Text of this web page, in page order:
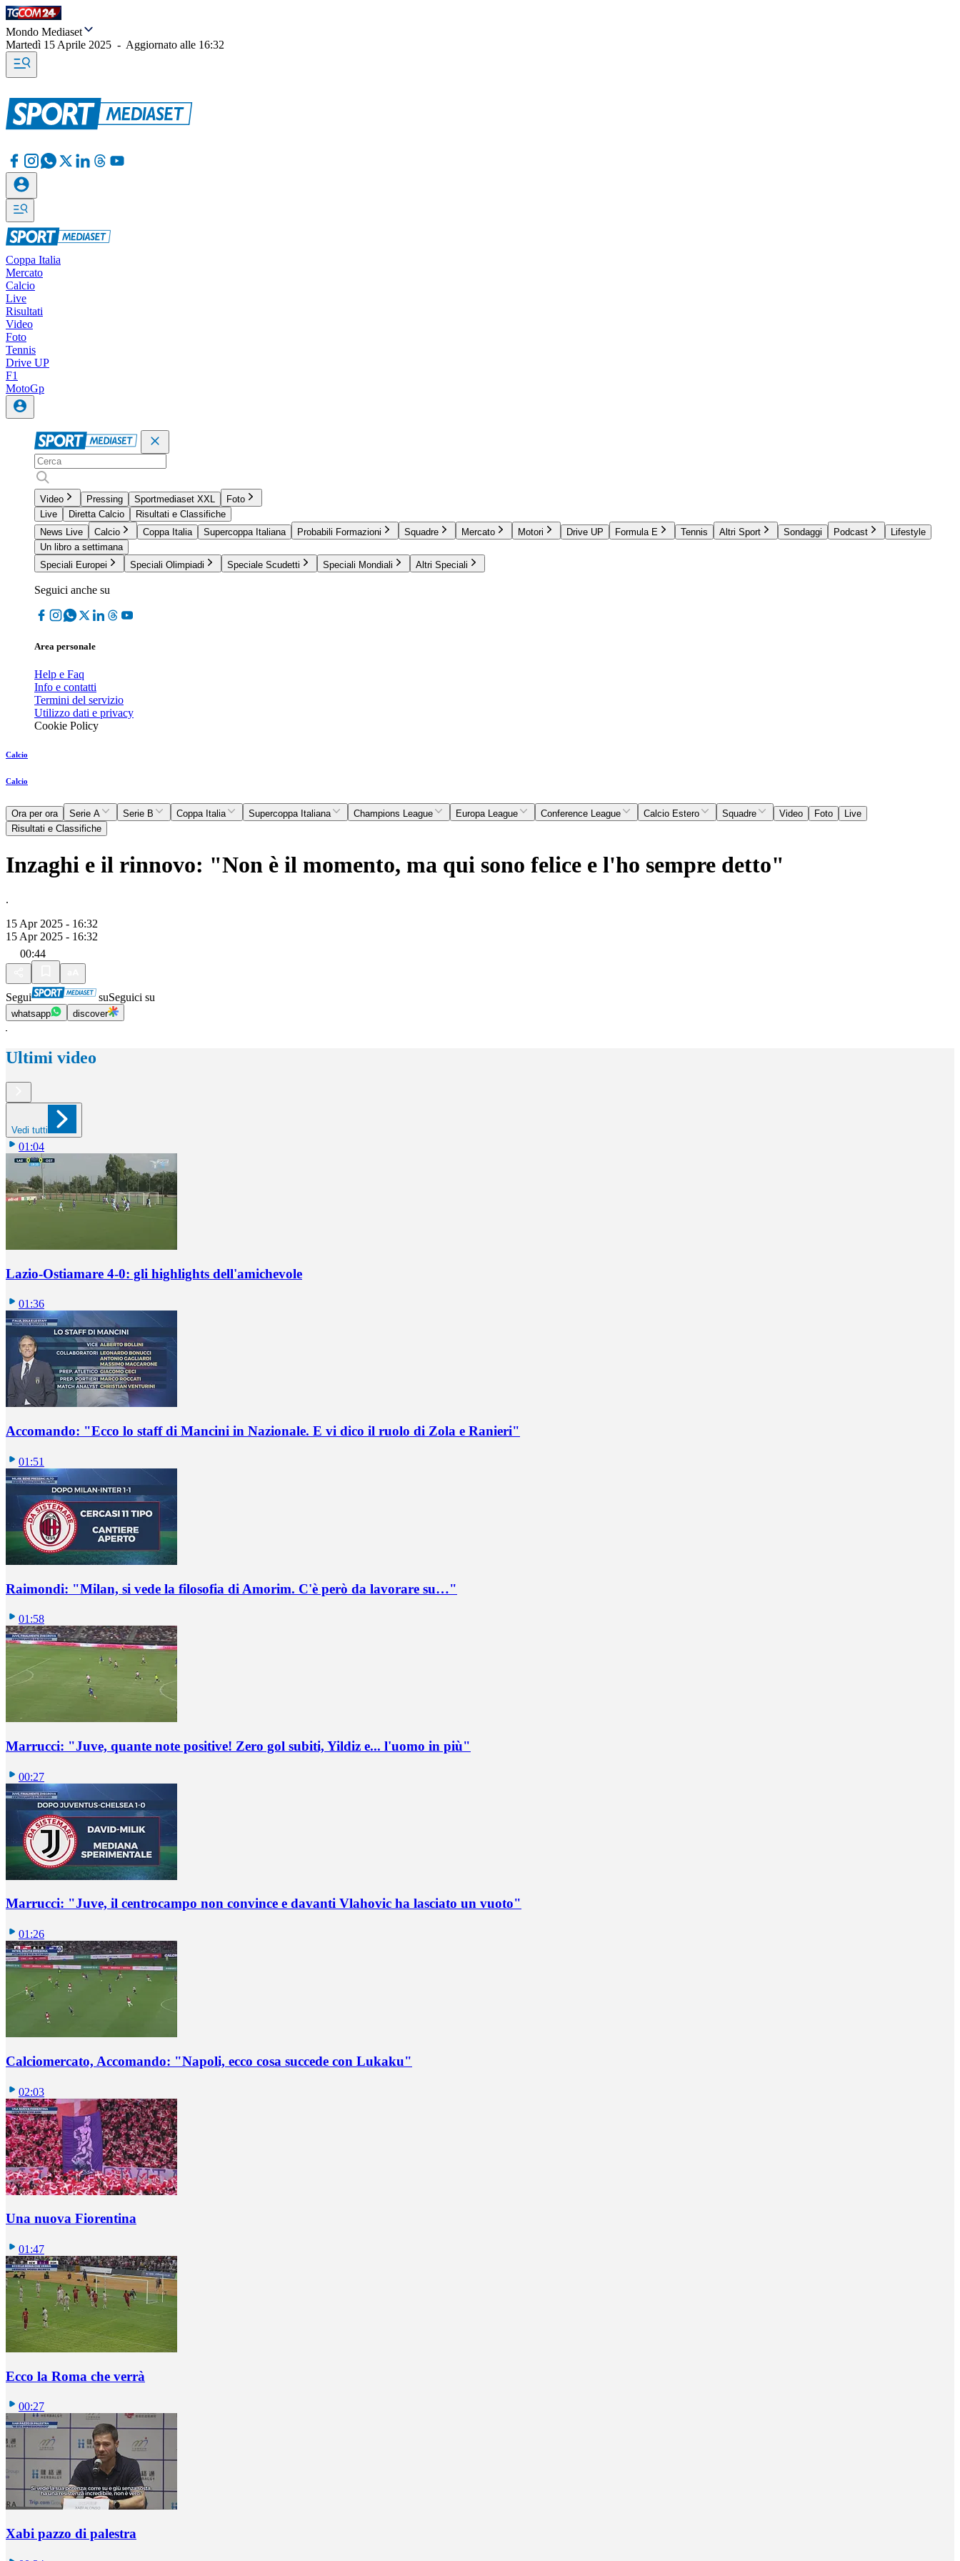
Mondo Mediaset
Martedì 15 Aprile 2025 - Aggiornato alle 16:32
Coppa Italia
Mercato
Calcio
Live
Risultati
Video
Foto
Tennis
Drive UP
F1
MotoGp
Video Pressing Sportmediaset XXL
Foto
Live
Diretta Calcio
Risultati e Classifiche
News Live
Calcio Coppa Italia Supercoppa Italiana Probabili Formazioni Squadre Mercato Motori Drive UP Formula E Tennis Altri Sport Sondaggi Podcast
Lifestyle
Un libro a settimana
Speciali Europei
Speciali Olimpiadi Speciale Scudetti Speciali Mondiali Altri Speciali
Seguici anche su
Area personale
Help e Faq
Info e contatti
Termini del servizio
Utilizzo dati e privacy
Cookie Policy
Calcio
Calcio
Ora per ora Serie A Serie B Coppa Italia Supercoppa Italiana Champions League Europa League Conference League Calcio Estero Squadre Video Foto
Live
Risultati e Classifiche
Inzaghi e il rinnovo: "Non è il momento, ma qui sono felice e l'ho sempre detto"
.
15 Apr 2025 - 16:32
15 Apr 2025 - 16:32
00:44
Segui suSeguici su
whatsapp discover
Ultimi video
Vedi tutti
01:04
Lazio-Ostiamare 4-0: gli highlights dell'amichevole
01:36
Accomando: "Ecco lo staff di Mancini in Nazionale. E vi dico il ruolo di Zola e Ranieri"
01:51
Raimondi: "Milan, si vede la filosofia di Amorim. C'è però da lavorare su…"
01:58
Marrucci: "Juve, quante note positive! Zero gol subiti, Yildiz e... l'uomo in più"
00:27
Marrucci: "Juve, il centrocampo non convince e davanti Vlahovic ha lasciato un vuoto"
01:26
Calciomercato, Accomando: "Napoli, ecco cosa succede con Lukaku"
02:03
Una nuova Fiorentina
01:47
Ecco la Roma che verrà
00:27
Xabi pazzo di palestra